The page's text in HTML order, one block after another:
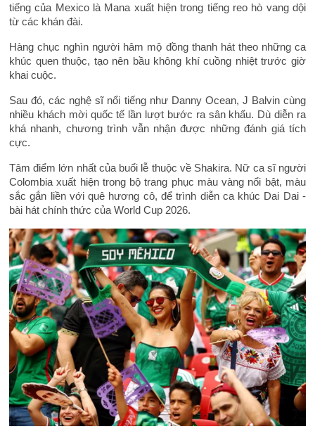
tiếng của Mexico là Mana xuất hiện trong tiếng reo hò vang dội
từ các khán đài.
Hàng chục nghìn người hâm mộ đồng thanh hát theo những ca
khúc quen thuộc, tạo nên bầu không khí cuồng nhiệt trước giờ
khai cuộc.
Sau đó, các nghệ sĩ nổi tiếng như Danny Ocean, J Balvin cùng
nhiều khách mời quốc tế lần lượt bước ra sân khấu. Dù diễn ra
khá nhanh, chương trình vẫn nhận được những đánh giá tích
cực.
Tâm điểm lớn nhất của buổi lễ thuộc về Shakira. Nữ ca sĩ người
Colombia xuất hiện trong bộ trang phục màu vàng nổi bật, màu
sắc gắn liền với quê hương cô, để trình diễn ca khúc Dai Dai -
bài hát chính thức của World Cup 2026.